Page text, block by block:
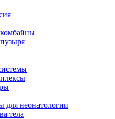
для неонатологии
тела